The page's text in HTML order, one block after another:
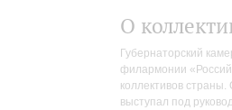
О
Губернаторский
филармонии
коллективов
выступал под